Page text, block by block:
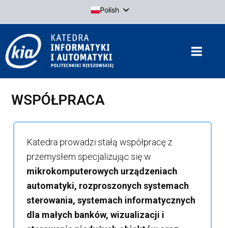
treści
Polish
English
WSPÓŁPRACA
Katedra prowadzi stałą współpracę z
przemysłem specjalizując się w
mikrokomputerowych urządzeniach
automatyki, rozproszonych systemach
sterowania, systemach informatycznych
dla małych banków, wizualizacji i